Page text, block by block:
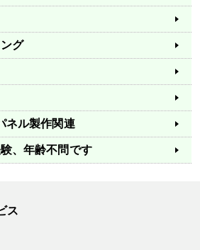
グ
ネル製作関連
、年齢不問です
ス